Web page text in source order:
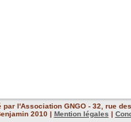
l'Association GNGO - 32, rue
2010 | Mention légales |